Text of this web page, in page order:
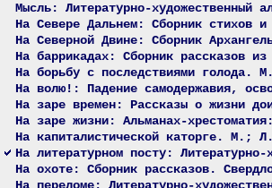
Мысль: Литературно-
На Севере Дальнем: Сборник стихов
На Северной Двине: Сборник
На баррикадах: Сборник рассказов
На борьбу с последствиями голода.
На волю!: Падение самодержавия,
На заре времен: Рассказы о жизни
На заре жизни: Альманах-
На капиталистической каторге. М.;
На литературном посту:
На охоте: Сборник рассказов.